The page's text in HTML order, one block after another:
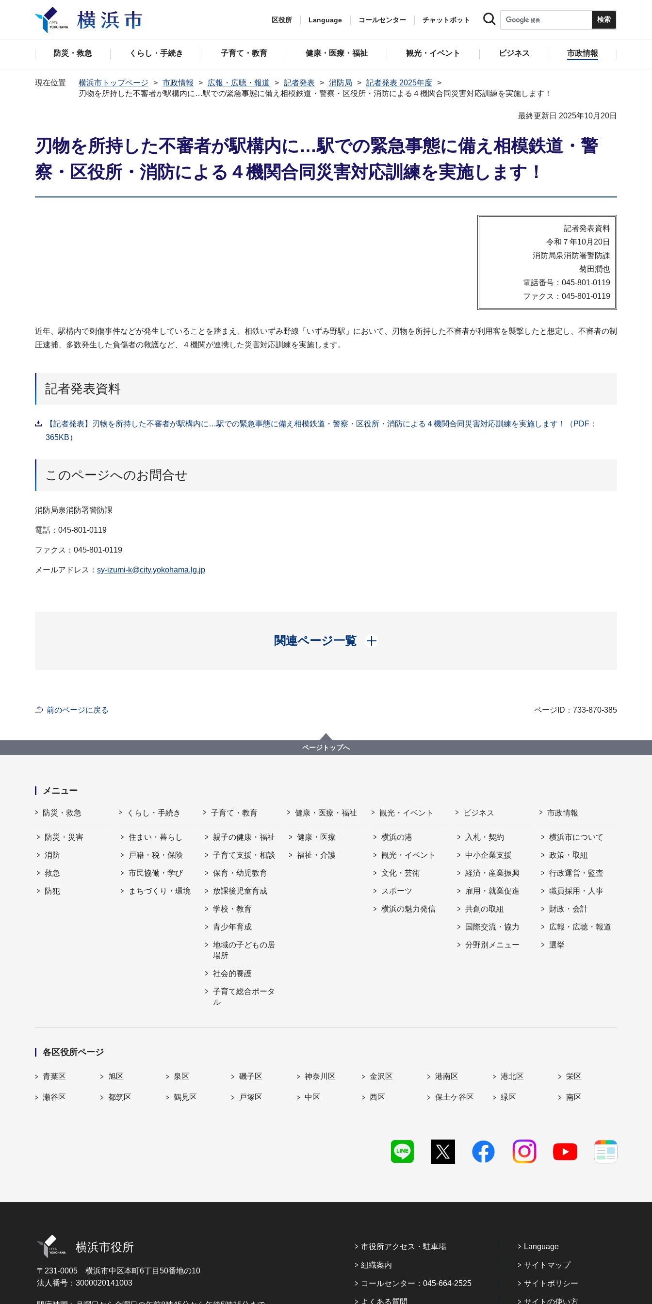
区役所 Language コールセンター チャットボット
防災・救急 くらし・手続き 子育て・教育 健康・医療・福祉 観光・イベント ビジネス 市政情報
現在位置 横浜市トップページ 市政情報 広報・広聴・報道 記者発表 消防局
記者発表 2025年度
刃物を所持した不審者が駅構内に…駅での緊急事態に備え相模鉄道・警察・区役所・消防による４機関合同災害対応訓練を実施します！
最終更新日 2025年10月20日
刃物を所持した不審者が駅構内に…駅での緊急事態に備え相模鉄道・警
察・区役所・消防による４機関合同災害対応訓練を実施します！
記者発表資料
令和７年10月20日
消防局泉消防署警防課
菊田潤也
電話番号：045-801-0119
ファクス：045-801-0119
近年、駅構内で刺傷事件などが発生していることを踏まえ、相鉄いずみ野線「いずみ野駅」において、刃物を所持した不審者が利用客を襲撃したと想定し、不審者の制
圧逮捕、多数発生した負傷者の救護など、４機関が連携した災害対応訓練を実施します。
記者発表資料
【記者発表】刃物を所持した不審者が駅構内に…駅での緊急事態に備え相模鉄道・警察・区役所・消防による４機関合同災害対応訓練を実施します！（PDF：
365KB）
このページへのお問合せ
消防局泉消防署警防課
電話：045-801-0119
ファクス：045-801-0119
メールアドレス： sy-izumi-k@city.yokohama.lg.jp
関連ページ一覧
開く
前のページに戻る ページID：733-870-385
ページトップへ
メニュー
防災・救急
防災・災害
消防
救急
防犯
くらし・手続き
住まい・暮らし
戸籍・税・保険
市民協働・学び
まちづくり・環境
子育て・教育
親子の健康・福祉
子育て支援・相談
保育・幼児教育
放課後児童育成
学校・教育
青少年育成
地域の子どもの居
場所
社会的養護
子育て総合ポータ
ル
健康・医療・福祉
健康・医療
福祉・介護
観光・イベント
横浜の港
観光・イベント
文化・芸術
スポーツ
横浜の魅力発信
ビジネス
入札・契約
中小企業支援
経済・産業振興
雇用・就業促進
共創の取組
国際交流・協力
分野別メニュー
市政情報
横浜市について
政策・取組
行政運営・監査
職員採用・人事
財政・会計
広報・広聴・報道
選挙
各区役所ページ
青葉区 旭区 泉区 磯子区 神奈川区 金沢区 港南区 港北区 栄区
瀬谷区 都筑区 鶴見区 戸塚区 中区 西区 保土ケ谷区 緑区 南区
横浜市役所
〒231-0005 横浜市中区本町6丁目50番地の10
法人番号：3000020141003
市役所アクセス・駐車場
組織案内
コールセンター：045-664-2525
よくある質問
Language
サイトマップ
サイトポリシー
サイトの使い方